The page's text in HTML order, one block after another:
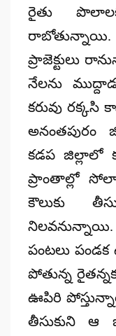
రైతు
రాబోతున్నాయి.
ప్రాజెక్టులు
నేలను
కరువు రక్కసి
అనంతపురం
కడప జిల్లాలో
ప్రాంతాల్లో
కౌలుకు
పంటలు
పోతున్న
ఊపిరి
తీసుకుని ఆ